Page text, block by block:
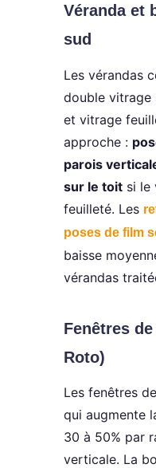
Véranda et
sud
Les vérandas
double vitrage
et vitrage
approche :
parois
sur le toit si le
feuilleté. Les
poses de film
baisse
vérandas
Fenêtres
Roto)
Les fenêtres
qui augmente
30 à 50% par
verticale. La